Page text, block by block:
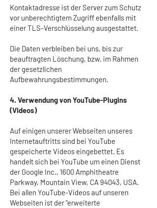
Kontaktadresse ist der Server zum Schutz
vor unberechtigtem Zugriff ebenfalls mit
einer TLS-Verschlüsselung ausgestattet.
Die Daten verbleiben bei uns, bis zur
beauftragten Löschung, bzw. im Rahmen
der gesetzlichen
Aufbewahrungsbestimmungen.
4. Verwendung von YouTube-Plugins
(Videos)
Auf einigen unserer Webseiten unseres
Internetauftritts sind bei YouTube
gespeicherte Videos eingebettet. Es
handelt sich bei YouTube um einen Dienst
der Google Inc., 1600 Amphitheatre
Parkway, Mountain View, CA 94043, USA.
Bei allen YouTube-Videos auf unseren
Webseiten ist der "erweiterte